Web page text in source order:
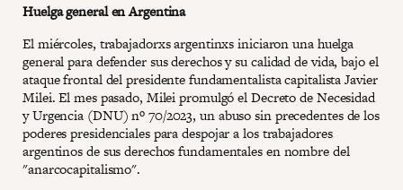
Huelga general en Argentina
El miércoles, trabajadorxs argentinxs iniciaron una huelga
general para defender sus derechos y su calidad de vida, bajo el
ataque frontal del presidente fundamentalista capitalista Javier
Milei. El mes pasado, Milei promulgó el Decreto de Necesidad
y Urgencia (DNU) nº 70/2023, un abuso sin precedentes de los
poderes presidenciales para despojar a los trabajadores
argentinos de sus derechos fundamentales en nombre del
"anarcocapitalismo".